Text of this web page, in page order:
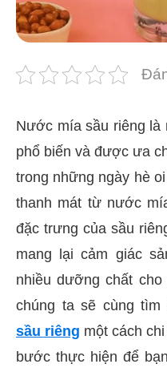
Nước mía sầu riêng là
phổ biến và được ưa
trong những ngày hè
thanh mát từ nước
đặc trưng của sầu
mang lại cảm giác
nhiều dưỡng chất
chúng ta sẽ cùng
sầu riêng một cách
bước thực hiện để